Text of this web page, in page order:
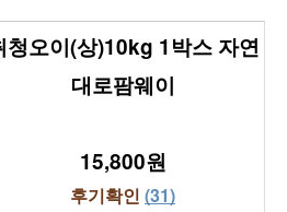
청오이(상)10kg 1박스 자연
대로팜웨이
15,800원
후기확인 (31)